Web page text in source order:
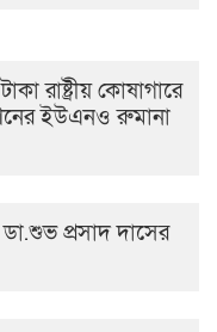
রাষ্ট্রীয় কোষাগারে
ইউএনও রুমানা
প্রসাদ দাসের